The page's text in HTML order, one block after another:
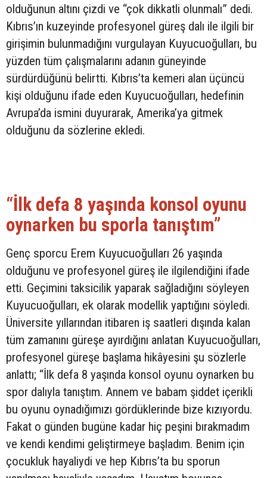
olduğunun altını çizdi ve “çok dikkatli olunmalı” dedi.
Kıbrıs’ın kuzeyinde profesyonel güreş dalı ile ilgili bir
girişimin bulunmadığını vurgulayan Kuyucuoğulları, bu
yüzden tüm çalışmalarını adanın güneyinde
sürdürdüğünü belirtti. Kıbrıs’ta kemeri alan üçüncü
kişi olduğunu ifade eden Kuyucuoğulları, hedefinin
Avrupa’da ismini duyurarak, Amerika’ya gitmek
olduğunu da sözlerine ekledi.
“İlk defa 8 yaşında konsol oyunu
oynarken bu sporla tanıştım”
Genç sporcu Erem Kuyucuoğulları 26 yaşında
olduğunu ve profesyonel güreş ile ilgilendiğini ifade
etti. Geçimini taksicilik yaparak sağladığını söyleyen
Kuyucuoğulları, ek olarak modellik yaptığını söyledi.
Üniversite yıllarından itibaren iş saatleri dışında kalan
tüm zamanını güreşe ayırdığını anlatan Kuyucuoğulları,
profesyonel güreşe başlama hikâyesini şu sözlerle
anlattı; “İlk defa 8 yaşında konsol oyunu oynarken bu
spor dalıyla tanıştım. Annem ve babam şiddet içerikli
bu oyunu oynadığımızı gördüklerinde bize kızıyordu.
Fakat o günden bugüne kadar hiç peşini bırakmadım
ve kendi kendimi geliştirmeye başladım. Benim için
çocukluk hayaliydi ve hep Kıbrıs’ta bu sporun